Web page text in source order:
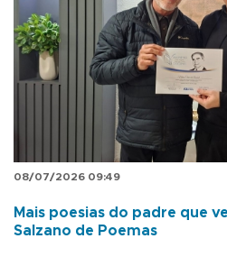
08/07/2026 09:49
Mais poesias do padre que
Salzano de Poemas